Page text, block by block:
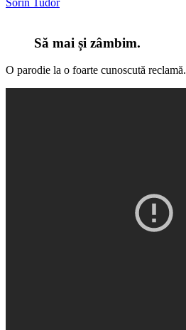
Să mai și zâmbim.
O parodie la o foarte cunoscută reclamă.